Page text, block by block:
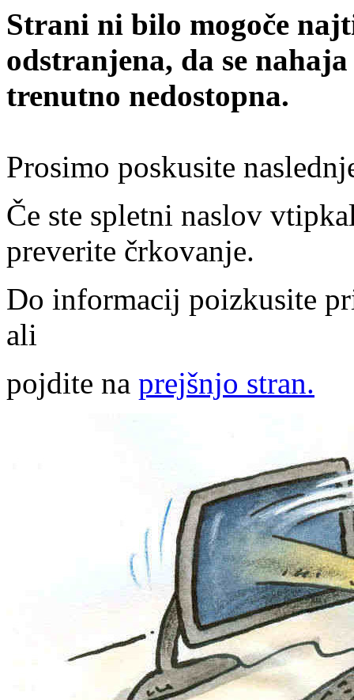
Strani ni bilo mogoče
odstranjena, da se
trenutno nedostopna.
Prosimo poskusite
Če ste spletni naslov
preverite črkovanje.
Do informacij poizkusite
ali
pojdite na prejšnjo stran.